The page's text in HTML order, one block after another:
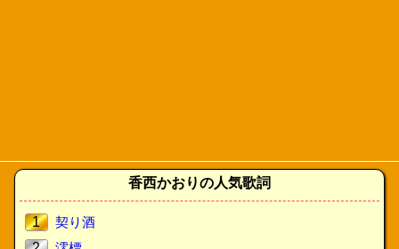
香西かおりの人気歌詞
1
契り酒